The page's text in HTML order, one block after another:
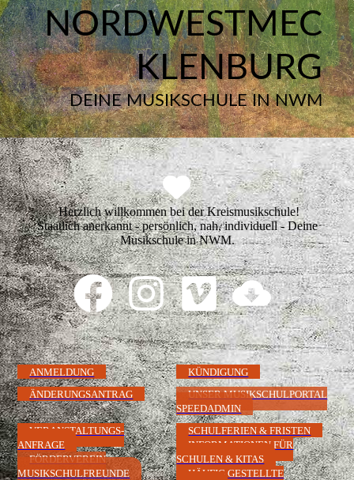
NORDWESTMEC
KLENBURG
DEINE MUSIKSCHULE IN NWM
Herzlich willkommen bei der Kreismusikschule!
Staatlich anerkannt - persönlich, nah, individuell - Deine
Musikschule in NWM.
ANMELDUNG
KÜNDIGUNG
ÄNDERUNGSANTRAG
UNSER MUSIKSCHULPORTAL
SPEEDADMIN
VERANSTALTUNGS-
ANFRAGE
FÖRDERVEREIN
MUSIKSCHULFREUNDE
SCHULFERIEN & FRISTEN
INFORMATIONEN FÜR
SCHULEN & KITAS
HÄUFIG GESTELLTE